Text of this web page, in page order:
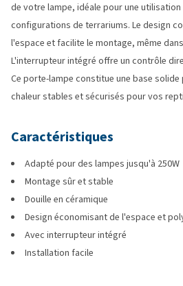
de votre lampe, idéale pour une
configurations de terrariums. Le design
l'espace et facilite le montage, même
L'interrupteur intégré offre un contrôle
Ce porte-lampe constitue une base
chaleur stables et sécurisés pour vos
Caractéristiques
Adapté pour des lampes jusqu'à 250W
Montage sûr et stable
Douille en céramique
Design économisant de l'espace et
Avec interrupteur intégré
Installation facile